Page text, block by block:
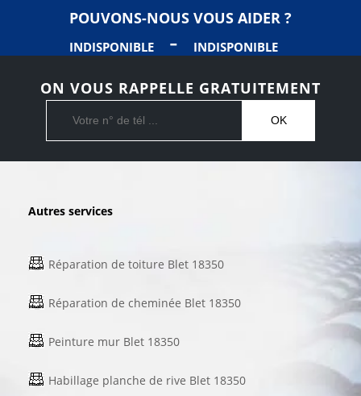
POUVONS-NOUS VOUS AIDER ?
INDISPONIBLE - INDISPONIBLE
ON VOUS RAPPELLE GRATUITEMENT
Autres services
Réparation de toiture Blet 18350
Réparation de cheminée Blet 18350
Peinture mur Blet 18350
Habillage planche de rive Blet 18350